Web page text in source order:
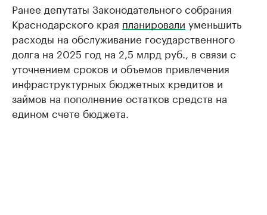
Ранее депутаты Законодательного собрания
Краснодарского края планировали уменьшить
расходы на обслуживание государственного
долга на 2025 год на 2,5 млрд руб., в связи с
уточнением сроков и объемов привлечения
инфраструктурных бюджетных кредитов и
займов на пополнение остатков средств на
едином счете бюджета.